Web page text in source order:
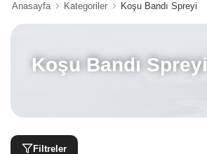
Anasayfa Kategoriler Koşu Bandı Spreyi
Koşu Bandı Spreyi
Filtreler